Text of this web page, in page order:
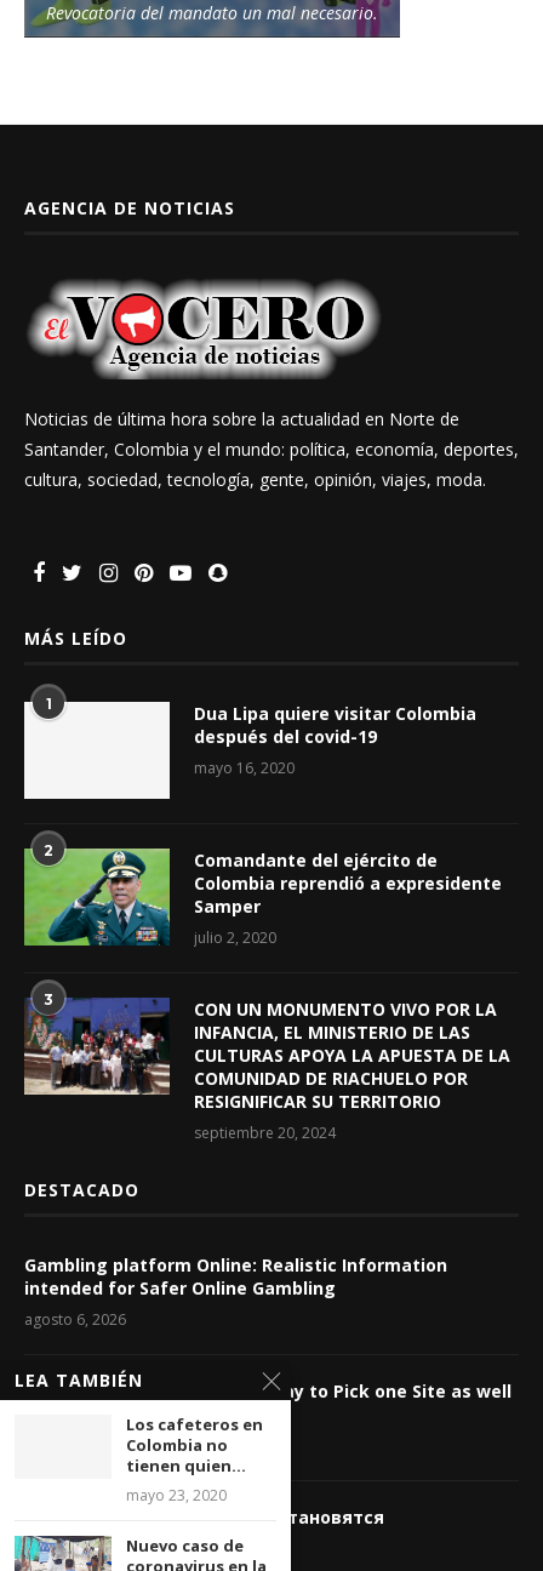
Revocatoria del mandato un mal necesario.
AGENCIA DE NOTICIAS
Noticias de última hora sobre la actualidad en Norte de
Santander, Colombia y el mundo: política, economía, deportes,
cultura, sociedad, tecnología, gente, opinión, viajes, moda.
MÁS LEÍDO
1
Dua Lipa quiere visitar Colombia
después del covid-19
mayo 16, 2020
2
Comandante del ejército de
Colombia reprendió a expresidente
Samper
julio 2, 2020
3
CON UN MONUMENTO VIVO POR LA
INFANCIA, EL MINISTERIO DE LAS
CULTURAS APOYA LA APUESTA DE LA
COMUNIDAD DE RIACHUELO POR
RESIGNIFICAR SU TERRITORIO
septiembre 20, 2024
DESTACADO
Gambling platform Online: Realistic Information
intended for Safer Online Gambling
agosto 6, 2026
Casino Internet-based: The way to Pick one Site as well
as Control Wagering Dangers
Почему виртуальные игры становятся
востребованнее
LEA TAMBIÉN
Los cafeteros en
Colombia no
tienen quien...
mayo 23, 2020
Nuevo caso de
coronavirus en la